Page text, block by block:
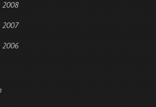
2008
2007
2006